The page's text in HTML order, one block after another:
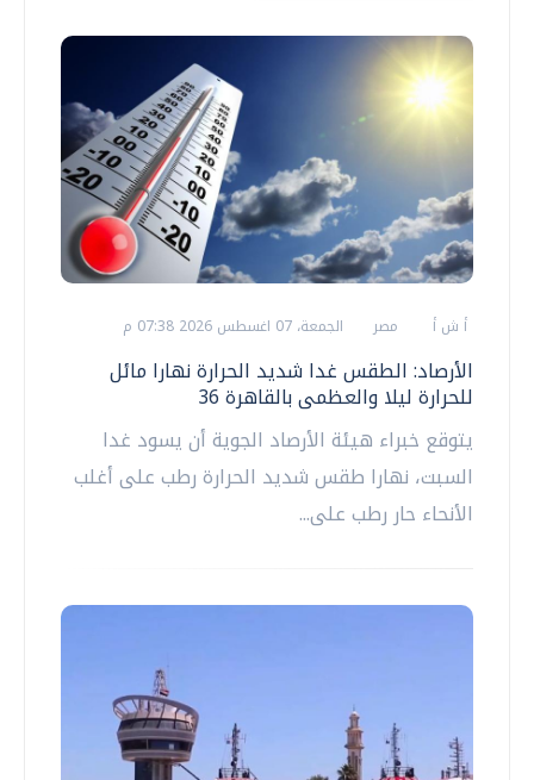
أ ش أ مصر الجمعة، 07 اغسطس 2026 07:38 م
الأرصاد: الطقس غدا شديد الحرارة نهارا مائل
للحرارة ليلا والعظمى بالقاهرة 36
يتوقع خبراء هيئة الأرصاد الجوية أن يسود غدا
السبت، نهارا طقس شديد الحرارة رطب على أغلب
الأنحاء حار رطب على...